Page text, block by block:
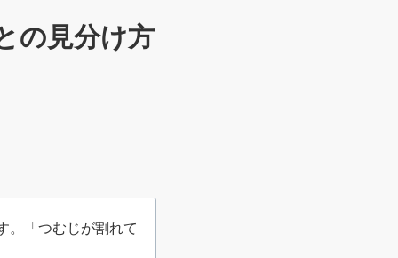
の見分け方
。「つむじが割れて